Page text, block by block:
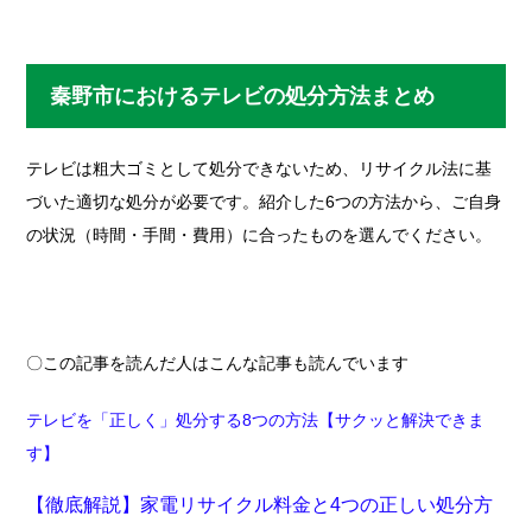
秦野市におけるテレビの処分方法まとめ
テレビは粗大ゴミとして処分できないため、リサイクル法に基
づいた適切な処分が必要です。紹介した6つの方法から、ご自身
の状況（時間・手間・費用）に合ったものを選んでください。
〇この記事を読んだ人はこんな記事も読んでいます
テレビを「正しく」処分する8つの方法【サクッと解決できま
す】
【徹底解説】家電リサイクル料金と4つの正しい処分方